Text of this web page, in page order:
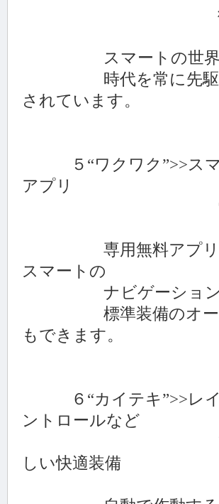
衝突警告音
スマートの世界最
時代を常に先駆ける
されています。
５“ワクワク”>>スマ
アプリ
❝スマート･
専用無料アプリをダ
スマートの
ナビゲーションに。
標準装備のオーディ
もできます。
６“カイテキ”>>レイ
ントロールなど
プレミアムシ
しい快適装備